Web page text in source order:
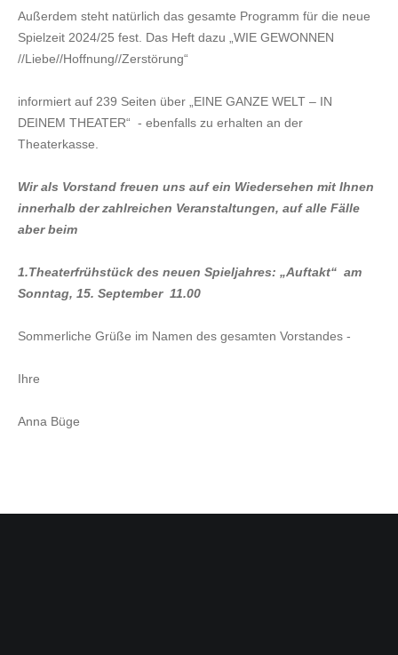
Außerdem steht natürlich das gesamte Programm für die neue
Spielzeit 2024/25 fest. Das Heft dazu „WIE GEWONNEN
//Liebe//Hoffnung//Zerstörung“
informiert auf 239 Seiten über „EINE GANZE WELT – IN
DEINEM THEATER“ - ebenfalls zu erhalten an der
Theaterkasse.
Wir als Vorstand freuen uns auf ein Wiedersehen mit Ihnen
innerhalb der zahlreichen Veranstaltungen, auf alle Fälle
aber beim
1.Theaterfrühstück des neuen Spieljahres: „Auftakt“ am
Sonntag, 15. September 11.00
Sommerliche Grüße im Namen des gesamten Vorstandes -
Ihre
Anna Büge